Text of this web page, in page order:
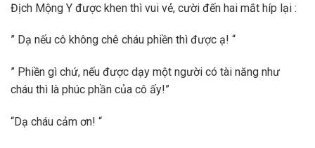
Địch Mộng Y được khen thì vui vẻ, cười đến hai mắt híp lại :
” Dạ nếu cô không chê cháu phiền thì được ạ! “
” Phiền gì chứ, nếu được dạy một người có tài năng như
cháu thì là phúc phần của cô ấy!”
“Dạ cháu cảm ơn! “